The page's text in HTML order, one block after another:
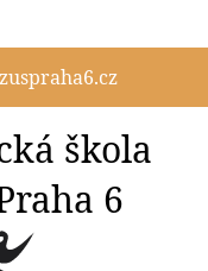
škola
6